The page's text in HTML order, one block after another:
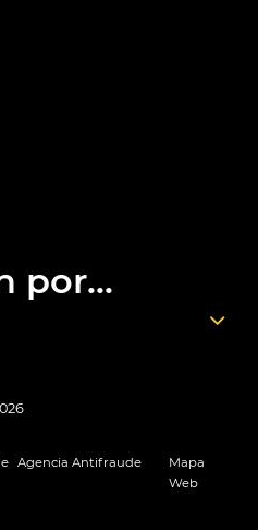
por...
Agencia Antifraude
Mapa
Web